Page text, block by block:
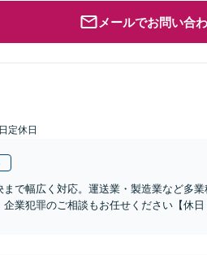
メールでお問い合
定休日
で幅広く対応。運送業・製造業など多
業犯罪のご相談もお任せください【休